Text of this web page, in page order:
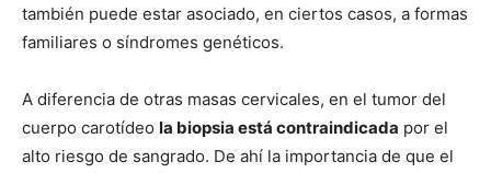
también puede estar asociado, en ciertos casos, a formas
familiares o síndromes genéticos.
A diferencia de otras masas cervicales, en el tumor del
cuerpo carotídeo la biopsia está contraindicada por el
alto riesgo de sangrado. De ahí la importancia de que el